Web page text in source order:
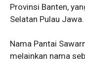
Provinsi Banten,
Selatan Pulau Jawa.
Nama Pantai
melainkan nama